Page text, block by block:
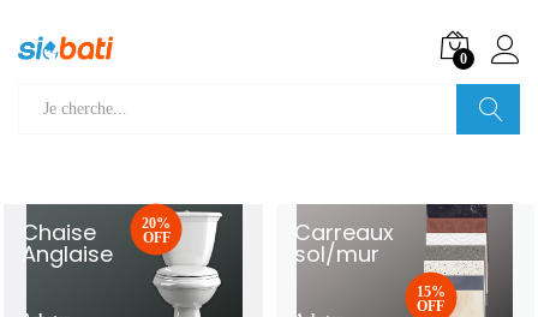
0
Chaise
Anglaise
20%
OFF
Carreaux
sol/mur
15%
OFF